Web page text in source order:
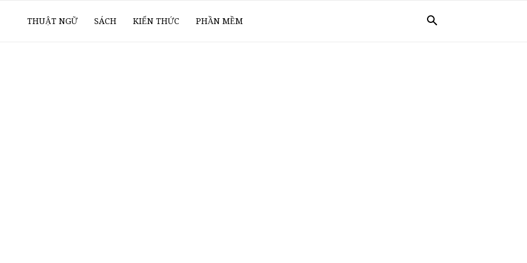
THUẬT NGỮ SÁCH KIẾN THỨC PHẦN MỀM